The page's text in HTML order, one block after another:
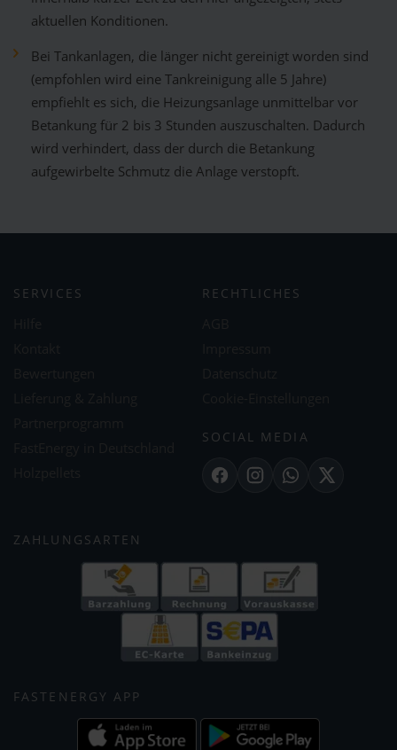
aktuellen Konditionen.
Bei Tankanlagen, die länger nicht gereinigt worden sind
(empfohlen wird eine Tankreinigung alle 5 Jahre)
empfiehlt es sich, die Heizungsanlage unmittelbar vor
Betankung für 2 bis 3 Stunden auszuschalten. Dadurch
wird verhindert, dass der durch die Betankung
aufgewirbelte Schmutz die Anlage verstopft.
SERVICES RECHTLICHES
SOCIAL MEDIA
FacebookInstagramWhatsApp
X
ZAHLUNGSARTEN
FASTENERGY APP